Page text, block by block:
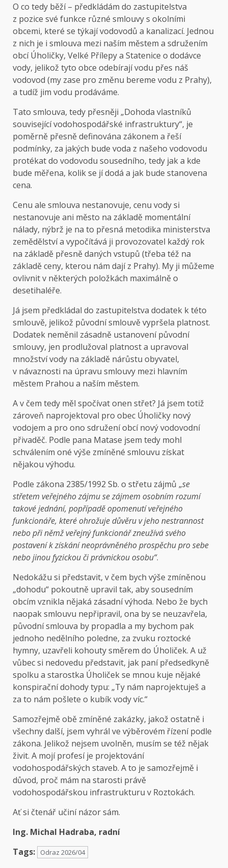
O co tedy běží – předkládám do zastupitelstva
z pozice své funkce různé smlouvy s okolními
obcemi, které se týkají vodovodů a kanalizací. Jednou
z nich je i smlouva mezi naším městem a sdružením
obcí Úholičky, Velké Přílepy a Statenice o dodávce
vody, jelikož tyto obce odebírají vodu přes náš
vodovod (my zase pro změnu bereme vodu z Prahy),
a tudíž jim vodu prodáváme.
Tato smlouva, tedy přesněji „Dohoda vlastníků
související vodohospodářské infrastruktury“, je
poměrně přesně definována zákonem a řeší
podmínky, za jakých bude voda z našeho vodovodu
protékat do vodovodu sousedního, tedy jak a kde
bude měřena, kolik se jí dodá a jak bude stanovena
cena.
Cenu ale smlouva nestanovuje, cenu vody si
nestanovuje ani město na základě momentální
nálady, nýbrž je na to přesná metodika ministerstva
zemědělství a vypočítává ji provozovatel každý rok
na základě přesně daných vstupů (třeba též na
základě ceny, kterou nám dají z Prahy). My ji můžeme
ovlivnit v některých položkách maximálně o
desetihaléře.
Já jsem předkládal do zastupitelstva dodatek k této
smlouvě, jelikož původní smlouvě vypršela platnost.
Dodatek neměnil zásadně ustanovení původní
smlouvy, jen prodlužoval platnost a upravoval
množství vody na základě nárůstu obyvatel,
v návaznosti na úpravu smlouvy mezi hlavním
městem Prahou a naším městem.
A v čem tedy měl spočívat onen střet? Já jsem totiž
zároveň naprojektoval pro obec Úholičky nový
vodojem a pro ono sdružení obcí nový vodovodní
přivaděč. Podle pana Matase jsem tedy mohl
schválením oné výše zmíněné smlouvu získat
nějakou výhodu.
Podle zákona 2385/1992 Sb. o střetu zájmů „se
střetem veřejného zájmu se zájmem osobním rozumí
takové jednání, popřípadě opomenutí veřejného
funkcionáře, které ohrožuje důvěru v jeho nestrannost
nebo při němž veřejný funkcionář zneužívá svého
postavení k získání neoprávněného prospěchu pro sebe
nebo jinou fyzickou či právnickou osobu“.
Nedokážu si představit, v čem bych výše zmíněnou
„dohodu“ pokoutně upravil tak, aby sousedním
obcím vznikla nějaká zásadní výhoda. Nebo že bych
naopak smlouvu nepřipravil, ona by se neuzavřela,
původní smlouva by propadla a my bychom pak
jednoho nedělního poledne, za zvuku roztocké
hymny, uzavřeli kohouty směrem do Úholiček. A už
vůbec si nedovedu představit, jak paní předsedkyně
spolku a starostka Úholiček se mnou kuje nějaké
konspirační dohody typu: „Ty nám naprojektuješ a
za to nám pošlete o kubík vody víc.“
Samozřejmě obě zmíněné zakázky, jakož ostatně i
všechny další, jsem vyhrál ve výběrovém řízení podle
zákona. Jelikož nejsem uvolněn, musím se též nějak
živit. A mojí profesí je projektování
vodohospodářských staveb. A to je samozřejmě i
důvod, proč mám na starosti právě
vodohospodářskou infrastrukturu v Roztokách.
Ať si čtenář učiní názor sám.
Ing. Michal Hadraba, radní
Tags:
Odraz 2026/04